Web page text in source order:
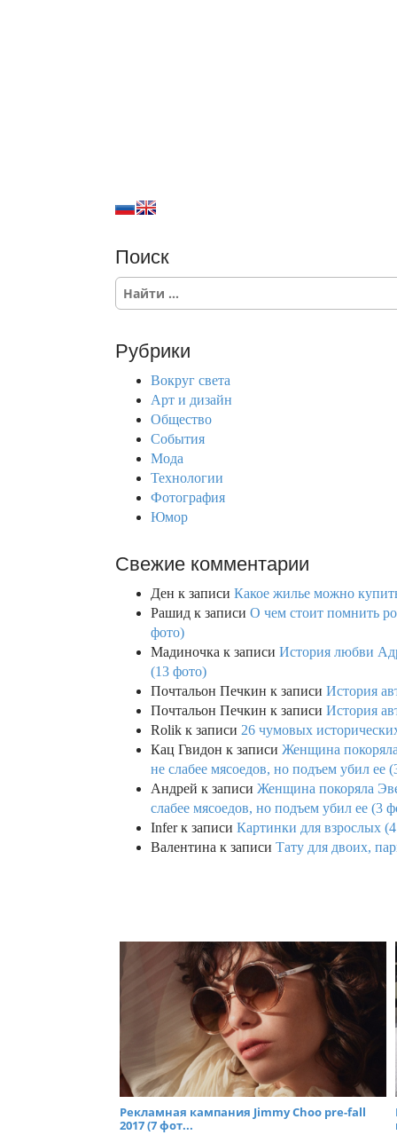
Поиск
S
c
Рубрики
Вокруг света
Арт и дизайн
Общество
События
Мода
Технологии
Фотография
Юмор
Свежие комментарии
Ден к записи Какое жилье можно
Рашид к записи О чем стоит помнить
фото)
Мадиночка к записи История любви
(13 фото)
Почтальон Печкин к записи История
Почтальон Печкин к записи История
Rolik к записи 26 чумовых
Кац Гвидон к записи Женщина
не слабее мясоедов, но подъем убил ее
Андрей к записи Женщина покоряла
слабее мясоедов, но подъем убил ее (3
Inferк записи Картинки для взрослых
Валентина к записи Тату для двоих,
Рекламная кампания Jimmy Choo pre-fall
2017 (7 фот...